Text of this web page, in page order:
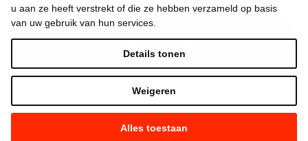
u aan ze heeft verstrekt of die ze hebben verzameld op basis
van uw gebruik van hun services.
Alles toestaan
Weigeren
Details tonen
Laatste nieuws